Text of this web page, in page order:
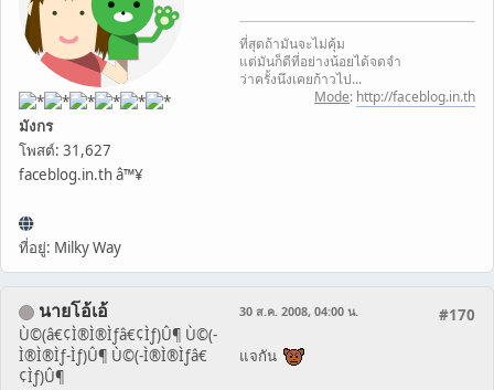
มังกร
โพสต์: 31,627
faceblog.in.th â™¥
ที่อยู่: Milky Way
ที่สุดถ้ามันจะไม่คุ้ม
แต่มันก็ดีที่อย่างน้อยได้จดจำ
ว่าครั้งนึงเคยก้าวไป...
Mode: http://faceblog.in.th
นายโอ้เอ้
Ù©(â€¢Ì®Ì®Ìƒâ€¢Ìƒ)Û¶ Ù©(-
Ì®Ì®Ìƒ-Ìƒ)Û¶ Ù©(-Ì®Ì®Ìƒâ€
¢Ìƒ)Û¶
#170
30 ส.ค. 2008, 04:00 น.
แจกัน